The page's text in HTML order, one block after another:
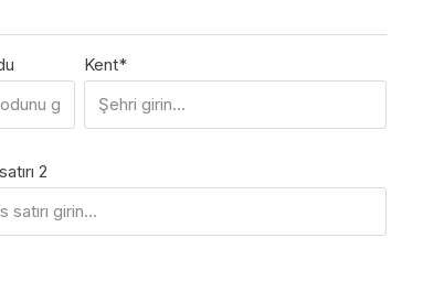
Kent*
2